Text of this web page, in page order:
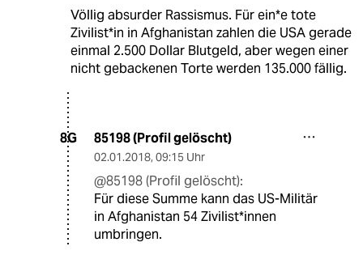
Völlig absurder Rassismus. Für ein*e tote
Zivilist*in in Afghanistan zahlen die USA gerade
einmal 2.500 Dollar Blutgeld, aber wegen einer
nicht gebackenen Torte werden 135.000 fällig.
8G 85198 (Profil gelöscht)
02.01.2018, 09:15 Uhr
@85198 (Profil gelöscht):
Für diese Summe kann das US-Militär
in Afghanistan 54 Zivilist*innen
umbringen.